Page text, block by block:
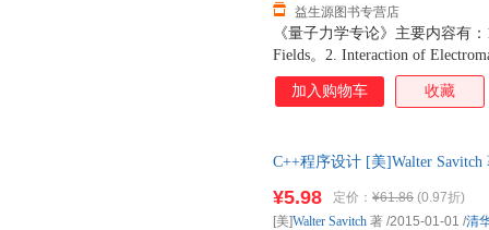
《量子力学专论》主要内容有
Fields。2. Interaction of
Fields。4. Quantum Fields with
Electrodynamics:
益生源图书专营店
加入购物车 收藏
C++程序设计 [美]Walter
¥5.98 定价： ¥61.86 (0.97折)
[美]Walter Savitch 著 /2015-01-01 /清